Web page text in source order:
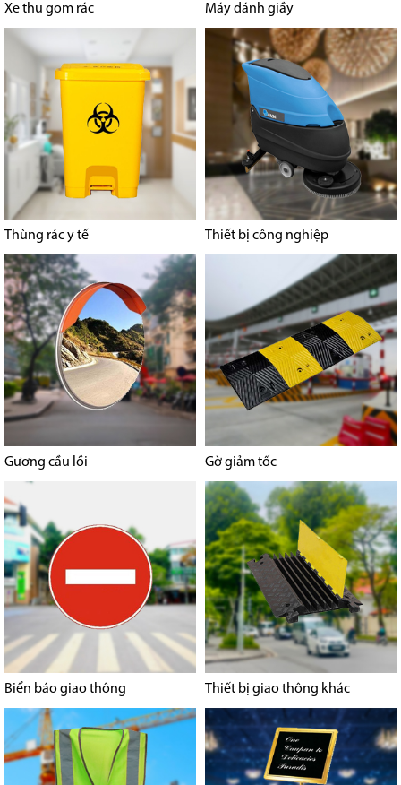
Xe thu gom rác Máy đánh giầy
Thùng rác y tế Thiết bị công nghiệp
Gương cầu lồi Gờ giảm tốc
Biển báo giao thông Thiết bị giao thông khác